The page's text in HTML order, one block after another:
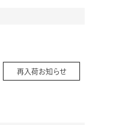
再入荷お知らせ